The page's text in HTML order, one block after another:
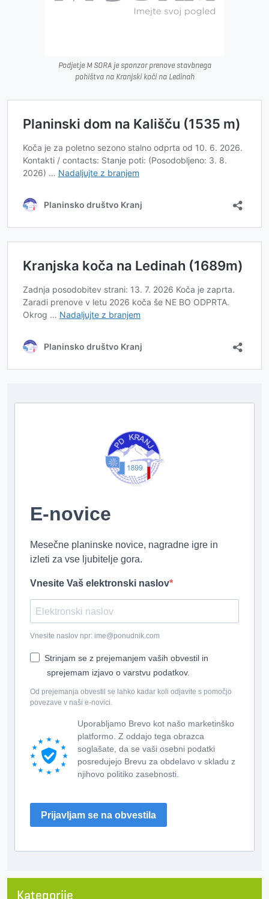
Podjetje M SORA je sponzor prenove stavbnega
pohištva na Kranjski koči na Ledinah
E-novice
Mesečne planinske novice, nagradne igre in
izleti za vse ljubitelje gora.
Vnesite Vaš elektronski naslov
Vnesite naslov npr: ime@ponudnik.com
Strinjam se z prejemanjem vaših obvestil in
sprejemam izjavo o varstvu podatkov.
Od prejemanja obvestil se lahko kadar koli odjavite s pomočjo
povezave v naši e-novici.
Uporabljamo Brevo kot našo marketinško
platformo. Z oddajo tega obrazca
soglašate, da se vaši osebni podatki
posredujejo Brevu za obdelavo v skladu z
njihovo politiko zasebnosti.
Prijavljam se na obvestila
Kategorije